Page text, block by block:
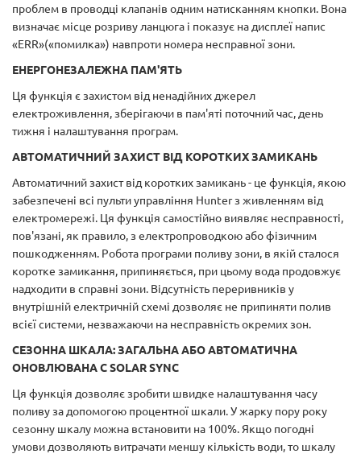
проблем в проводці клапанів одним натисканням кнопки. Вона
визначає місце розриву ланцюга і показує на дисплеї напис
«ERR»(«помилка») навпроти номера несправної зони.
ЕНЕРГОНЕЗАЛЕЖНА ПАМ'ЯТЬ
Ця функція є захистом від ненадійних джерел
електроживлення, зберігаючи в пам'яті поточний час, день
тижня і налаштування програм.
АВТОМАТИЧНИЙ ЗАХИСТ ВІД КОРОТКИХ ЗАМИКАНЬ
Автоматичний захист від коротких замикань - це функція, якою
забезпечені всі пульти управління Hunter з живленням від
електромережі. Ця функція самостійно виявляє несправності,
пов'язані, як правило, з електропроводкою або фізичним
пошкодженням. Робота програми поливу зони, в якій сталося
коротке замикання, припиняється, при цьому вода продовжує
надходити в справні зони. Відсутність переривників у
внутрішній електричній схемі дозволяє не припиняти полив
всієї системи, незважаючи на несправність окремих зон.
СЕЗОННА ШКАЛА: ЗАГАЛЬНА АБО АВТОМАТИЧНА
ОНОВЛЮВАНА C SOLAR SYNC
Ця функція дозволяє зробити швидке налаштування часу
поливу за допомогою процентної шкали. У жарку пору року
сезонну шкалу можна встановити на 100%. Якщо погодні
умови дозволяють витрачати меншу кількість води, то шкалу